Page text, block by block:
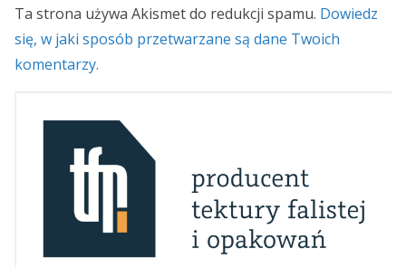
Ta strona używa Akismet do redukcji spamu. Dowiedz
się, w jaki sposób przetwarzane są dane Twoich
komentarzy.